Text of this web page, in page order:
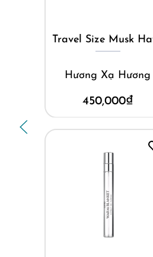
Travel Size Weekend
Mojito
Hương Cam Chanh
450,000₫